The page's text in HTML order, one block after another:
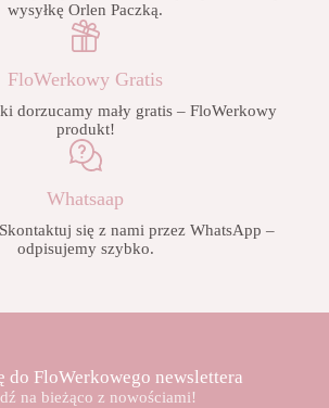
wysyłkę Orlen Paczką.
FloWerkowy Gratis
dorzucamy mały gratis – FloWerkowy
produkt!
Whatsaap
się z nami przez WhatsApp –
odpisujemy szybko.
do FloWerkowego newslettera
na bieżąco z nowościami!